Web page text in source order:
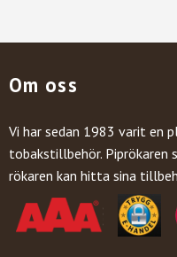
Om oss
Vi har sedan 1983 varit en
tobakstillbehör. Piprökaren
rökaren kan hitta sina